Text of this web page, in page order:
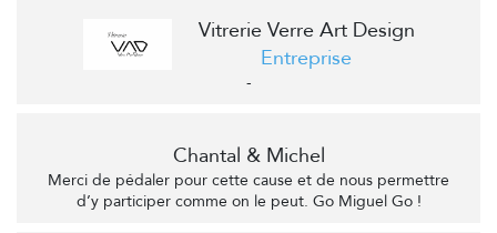
Vitrerie Verre Art Design
Entreprise
-
Chantal & Michel
Merci de pédaler pour cette cause et de nous permettre
d’y participer comme on le peut. Go Miguel Go !